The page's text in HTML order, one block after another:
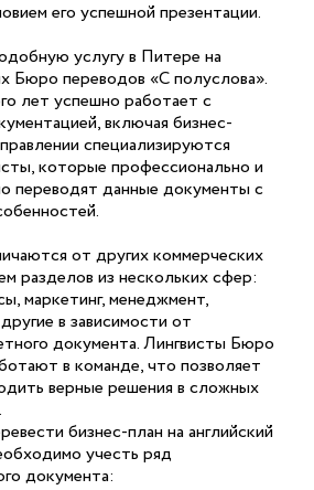
его успешной презентации.
услугу в Питере на
Бюро переводов «С полуслова».
лет успешно работает с
включая бизнес-
специализируются
которые профессионально и
переводят данные документы с
от других коммерческих
разделов из нескольких сфер:
маркетинг, менеджмент,
в зависимости от
документа. Лингвисты Бюро
в команде, что позволяет
верные решения в сложных
бизнес-план на английский
учесть ряд
документа: